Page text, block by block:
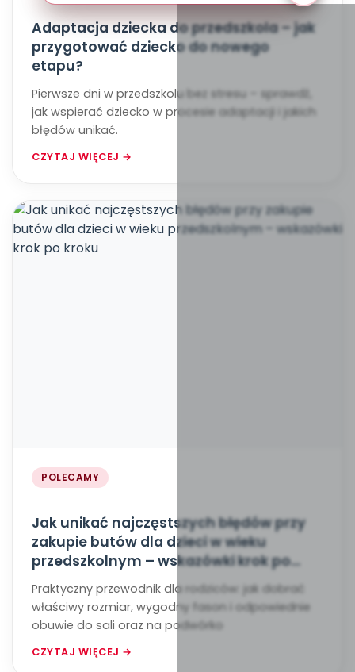
Adaptacja dziecka do przedszkola – jak
przygotować dziecko do nowego
etapu?
Pierwsze dni w przedszkolu bez stresu – sprawdź,
jak wspierać dziecko w procesie adaptacji i jakich
błędów unikać.
CZYTAJ WIĘCEJ →
POLECAMY
Jak unikać najczęstszych błędów przy
zakupie butów dla dzieci w wieku
przedszkolnym – wskazówki krok po
kroku
Praktyczny przewodnik dla rodziców: jak dobrać
właściwy rozmiar, wygodny fason i odpowiednie
obuwie do sali oraz na podwórko
CZYTAJ WIĘCEJ →